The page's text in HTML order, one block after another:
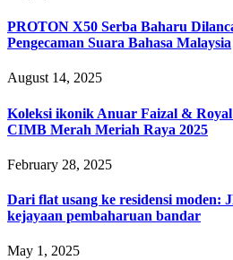
PROTON X50 Serba Baharu
Pengecaman Suara Bahasa Malaysia
August 14, 2025
Koleksi ikonik Anuar Faizal &
CIMB Merah Meriah Raya 2025
February 28, 2025
Dari flat usang ke residensi moden:
kejayaan pembaharuan bandar
May 1, 2025